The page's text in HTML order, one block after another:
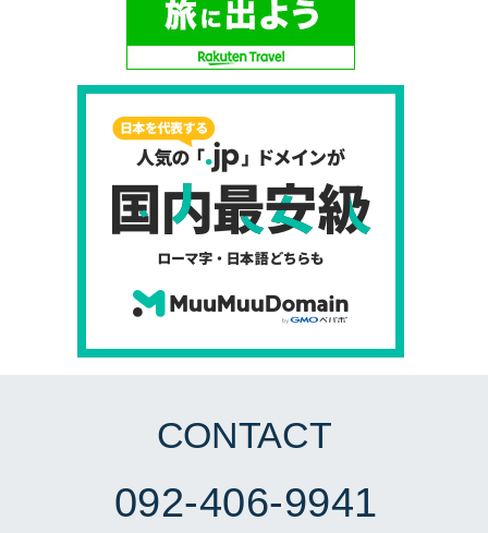
CONTACT
092-406-9941